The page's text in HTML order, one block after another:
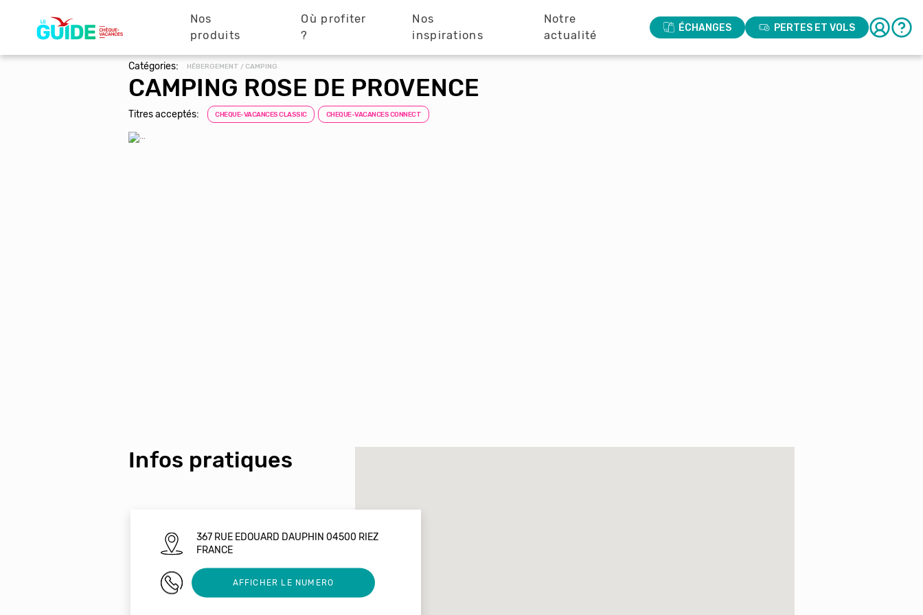
principale
Nos
produits
Où profiter
?
Nos
inspirations
Notre
actualité
ÉCHANGES PERTES ET VOLS
Catégories: HÉBERGEMENT / CAMPING
CAMPING ROSE DE PROVENCE
Titres acceptés: CHEQUE-VACANCES CLASSIC CHEQUE-VACANCES CONNECT
Infos pratiques
367 RUE EDOUARD DAUPHIN 04500 RIEZ
FRANCE
0492777545AFFICHER LE NUMERO